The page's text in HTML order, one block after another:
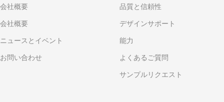
会社概要
会社概要
ニュースとイベント
お問い合わせ
品質と信頼性
デザインサポート
能力
よくあるご質問
サンプルリクエスト